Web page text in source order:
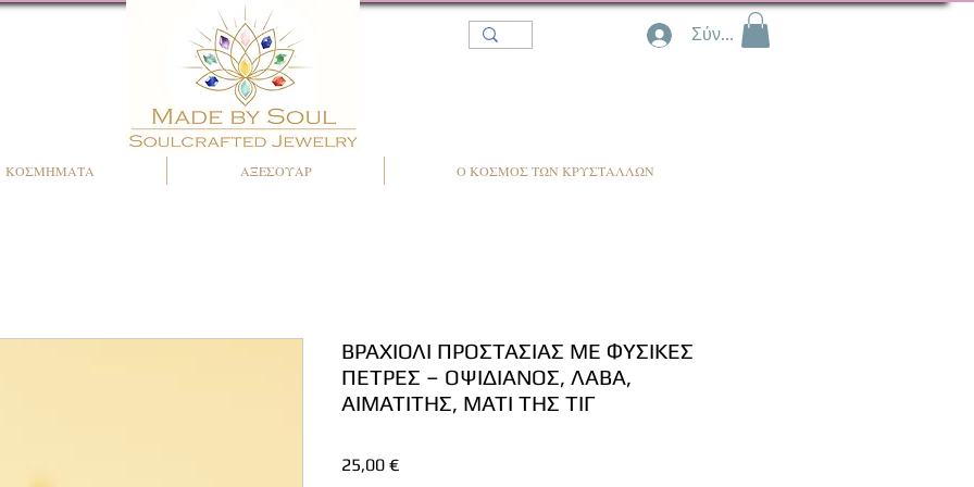
Σύνδεση
ΚΟΣΜΗΜΑΤΑ ΑΞΕΣΟΥΑΡ Ο ΚΟΣΜΟΣ ΤΩΝ ΚΡΥΣΤΑΛΛΩΝ
ΒΡΑΧΙΟΛΙ ΠΡΟΣΤΑΣΙΑΣ ΜΕ ΦΥΣΙΚΕΣ
ΠΕΤΡΕΣ – ΟΨΙΔΙΑΝΟΣ, ΛΑΒΑ,
ΑΙΜΑΤΙΤΗΣ, ΜΑΤΙ ΤΗΣ ΤΙΓ
25,00 €Τιμή